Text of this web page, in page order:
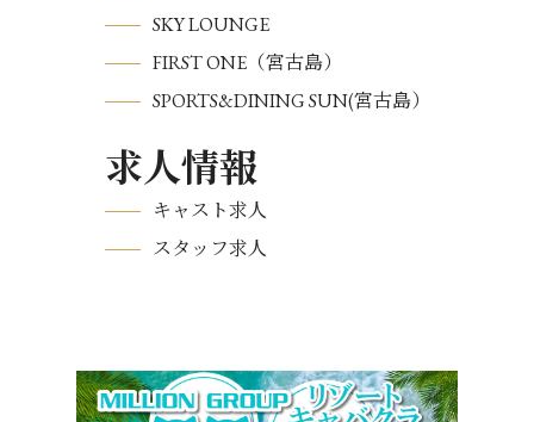
SKY LOUNGE
FIRST ONE（宮古島）
SPORTS&DINING SUN(宮古島）
求人情報
キャスト求人
スタッフ求人